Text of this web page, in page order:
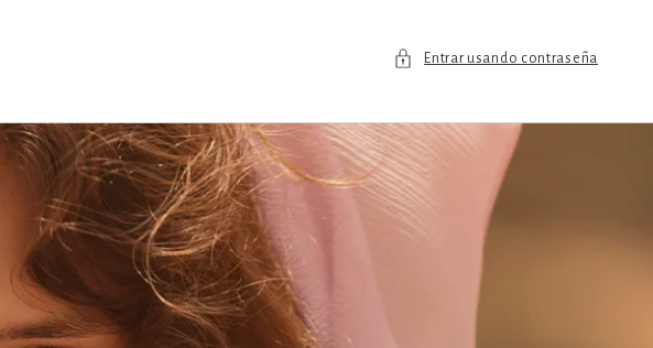
Entrar usando contraseña